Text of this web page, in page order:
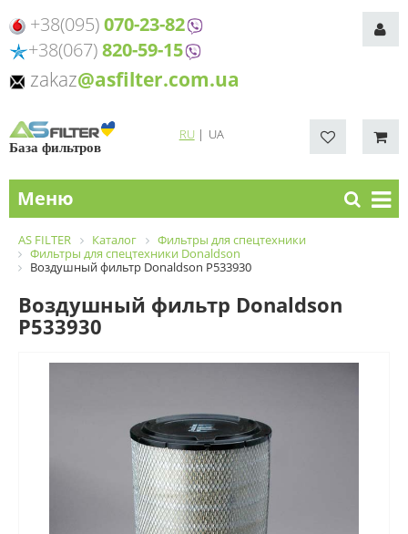
+38(095)070-23-82
+38(067)820-59-15
zakaz@asfilter.com.ua
База фильтров
RU| UA
Меню
AS FILTER Каталог
Фильтры для спецтехники
Фильтры для спецтехники Donaldson
Воздушный фильтр Donaldson P533930
Воздушный фильтр Donaldson
P533930